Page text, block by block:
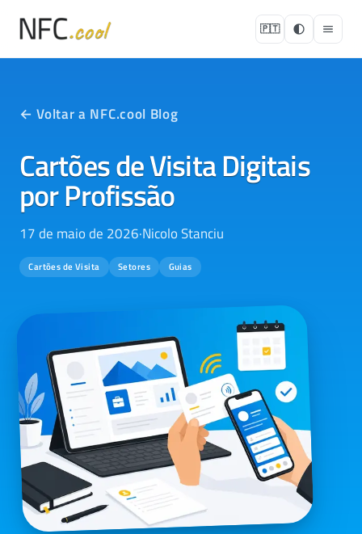
🇵🇹
← Voltar a NFC.cool Blog
Cartões de Visita Digitais
por Profissão
17 de maio de 2026·Nicolo Stanciu
Cartões de Visita Setores Guias